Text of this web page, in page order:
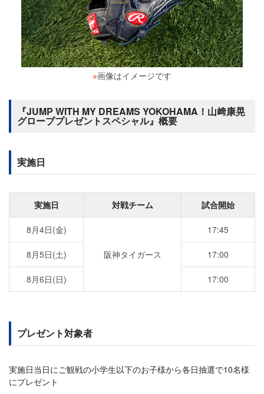
※画像はイメージです
『JUMP WITH MY DREAMS YOKOHAMA！山﨑康晃
グローブプレゼントスペシャル』概要
実施日
実施日 対戦チーム 試合開始
8月4日(金)
阪神タイガース
17:45
8月5日(土) 17:00
8月6日(日) 17:00
プレゼント対象者
実施日当日にご観戦の小学生以下のお子様から各日抽選で10名様
にプレゼント